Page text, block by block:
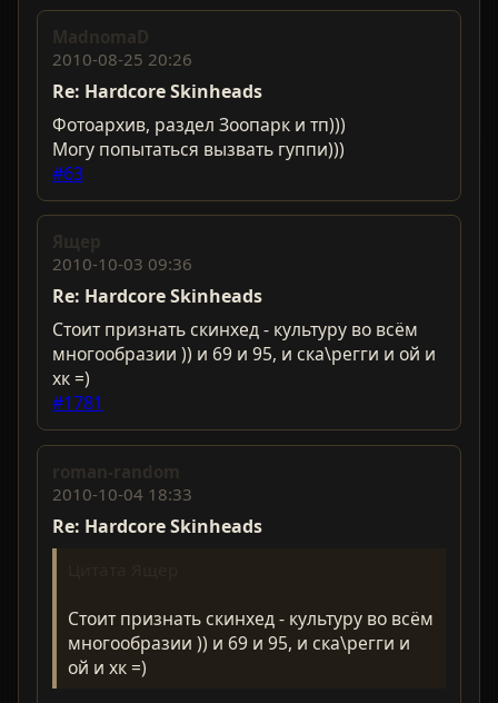
MadnomaD
2010-08-25 20:26
Re: Hardcorе Skinheads
Фотоархив, раздел Зоопарк и тп)))
Могу попытаться вызвать гуппи)))
#63
Ящер
2010-10-03 09:36
Re: Hardcorе Skinheads
Стоит признать скинхед - культуру во всём
многообразии )) и 69 и 95, и ска\регги и ой и
хк =)
#1781
roman-random
2010-10-04 18:33
Re: Hardcorе Skinheads
Стоит признать скинхед - культуру во всём
многообразии )) и 69 и 95, и ска\регги и
ой и хк =)